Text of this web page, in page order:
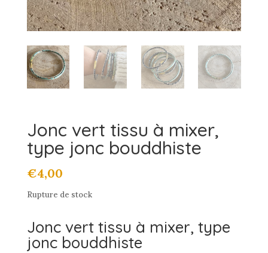
Jonc vert tissu à mixer,
type jonc bouddhiste
€4,00
Rupture de stock
Jonc vert tissu à mixer, type
jonc bouddhiste